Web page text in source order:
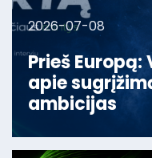
2026-07-08
Prieš
apie
ambicijas